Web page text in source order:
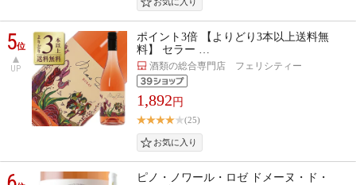
5位
UP
ポイント3倍 【よりどり3本以上送料無
料】 セラー …
酒類の総合専門店 フェリシティー
1,892 円
(25)
ピノ・ノワール・ロゼ ドメーヌ・ド・